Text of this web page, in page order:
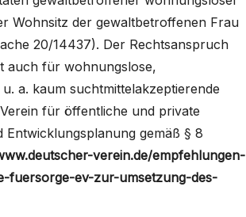
Wohnsitz der gewaltbetroffenen Frau
20/14437). Der Rechtsanspruch
auch für wohnungslose,
a. kaum suchtmittelakzeptierende
für öffentliche und private
Entwicklungsplanung gemäß § 8
verein.de/empfehlungen-
fuersorge-ev-zur-umsetzung-des-